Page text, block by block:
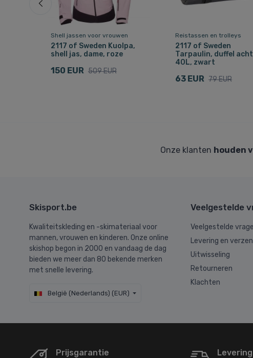
Shell jassen voor vrouwen
2117 of Sweden Kuolpa,
shell jas, dame, roze
150 EUR 509 EUR
Reistassen en trolleys
2117 of Sweden
Tarpaulin, duffel
40L, zwart
63 EUR 79 EUR
Onze klanten houden
Skisport.be
Kwaliteitskleding en -skimateriaal voor
mannen, vrouwen en kinderen. Onze online
skishop begon in 2000 en vandaag de dag
bieden we meer dan 80 bekende merken
met snelle levering.
België (Nederlands) (EUR)
Veelgestelde
Veelgestelde
Levering en
Uitwisseling
Retourneren
Klachten
Prijsgarantie